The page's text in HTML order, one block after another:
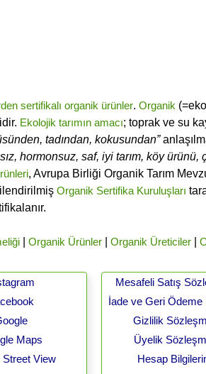
sertifikalı organik ürünler. Organik
Ekolojik tarımın amacı; toprak ve su
tadından, kokusundan”
hormonsuz, saf, iyi tarım, köy ürünü,
, Avrupa Birliği Organik Tarım
Organik Sertifika Kuruluşları
| Organik Ürünler| Organik Üreticiler|
Maps
Street View
Mesafeli Satış
İade ve Geri Ödeme
Gizlilik
Üyelik
Hesap